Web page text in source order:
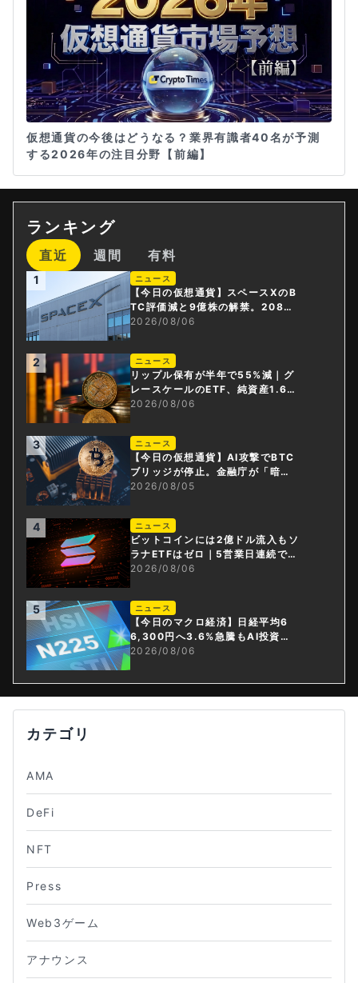
仮想通貨の今後はどうなる？業界有識者40名が予測
する2026年の注目分野【前編】
ランキング
直近 週間 有料
1 ニュース
【今日の仮想通貨】スペースXのB
TC評価減と9億株の解禁。208億
円相当のBTCが盗難
2026/08/06
2 ニュース
リップル保有が半年で55%減｜グ
レースケールのETF、純資産1.6億
ドル減
2026/08/06
3 ニュース
【今日の仮想通貨】AI攻撃でBTC
ブリッジが停止。金融庁が「暗号
資産・ステーブルコイン課」新設
2026/08/05
4 ニュース
ビットコインには2億ドル流入もソ
ラナETFはゼロ｜5営業日連続で停
止
2026/08/06
5 ニュース
【今日のマクロ経済】日経平均6
6,300円へ3.6%急騰もAI投資回
収懸念が再燃
2026/08/06
カテゴリ
AMA
DeFi
NFT
Press
Web3ゲーム
アナウンス